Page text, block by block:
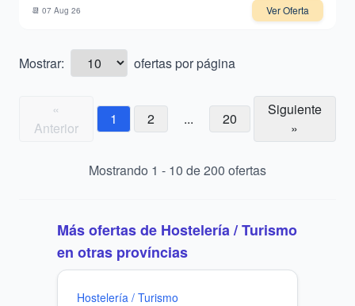
📆 07 Aug 26 Ver Oferta
Mostrar: ofertas por página
«
Anterior
1 2 ... 20
Siguiente
»
Mostrando 1 - 10 de200 ofertas
Más ofertas de Hostelería / Turismo
en otras províncias
Hostelería / Turismo